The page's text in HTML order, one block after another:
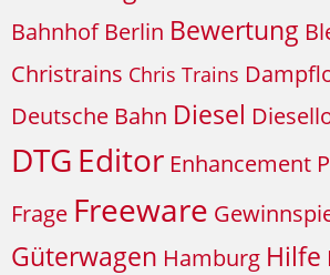
Bahnhof Berlin Bewertung
Christrains Chris Trains
Deutsche Bahn Diesel
DTG Editor Enhancement
Frage Freeware
Güterwagen Hamburg Hilfe